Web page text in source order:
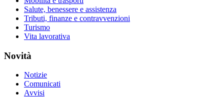
Salute, benessere e assistenza
Tributi, finanze e contravvenzioni
Turismo
Vita lavorativa
Novità
Notizie
Comunicati
Avvisi